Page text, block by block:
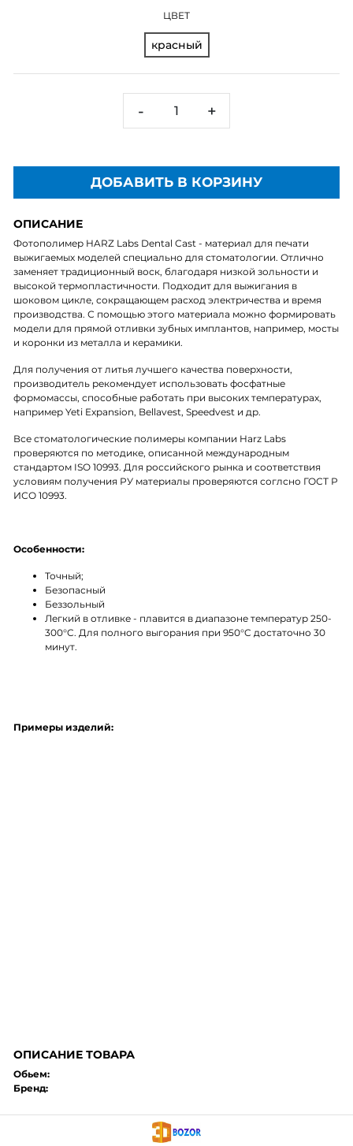
ЦВЕТ
красный
- +
ДОБАВИТЬ В КОРЗИНУ
ОПИСАНИЕ
Фотополимер HARZ Labs Dental Cast - материал для печати
выжигаемых моделей специально для стоматологии. Отлично
заменяет традиционный воск, благодаря низкой зольности и
высокой термопластичности. Подходит для выжигания в
шоковом цикле, сокращающем расход электричества и время
производства. С помощью этого материала можно формировать
модели для прямой отливки зубных имплантов, например, мосты
и коронки из металла и керамики.
Для получения от литья лучшего качества поверхности,
производитель рекомендует использовать фосфатные
формомассы, способные работать при высоких температурах,
например Yeti Expansion, Bellavest, Speedvest и др.
Все стоматологические полимеры компании Harz Labs
проверяются по методике, описанной международным
стандартом ISO 10993. Для российского рынка и соответствия
условиям получения РУ материалы проверяются соглсно ГОСТ Р
ИСО 10993.
Особенности:
Точный;
Безопасный
Беззольный
Легкий в отливке - плавится в диапазоне температур 250-
300°C. Для полного выгорания при 950°C достаточно 30
минут.
Примеры изделий:
ОПИСАНИЕ ТОВАРА
Обьем:
Бренд: